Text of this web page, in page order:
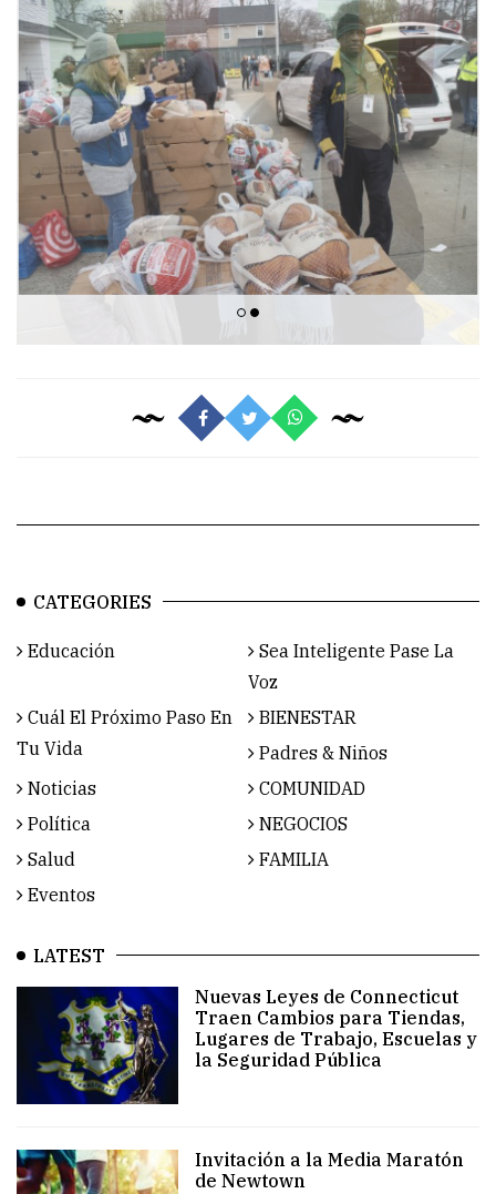
CATEGORIES
Educación
Sea Inteligente Pase La
Voz
Cuál El Próximo Paso En
Tu Vida
BIENESTAR
Padres & Niños
Noticias
COMUNIDAD
Política
NEGOCIOS
Salud
FAMILIA
Eventos
LATEST
Nuevas Leyes de Connecticut
Traen Cambios para Tiendas,
Lugares de Trabajo, Escuelas y
la Seguridad Pública
Invitación a la Media Maratón
de Newtown